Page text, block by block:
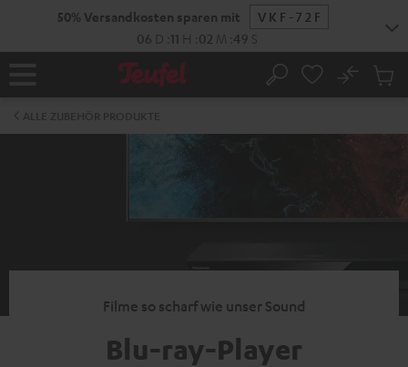
50% Versandkosten sparen mit
VKF-72F
06 D 11 H 02 M 49 S
Startseite Suche
No
Filme so scharf wie unser Sound
Blu-ray-Player